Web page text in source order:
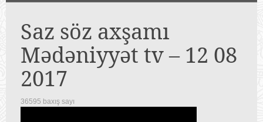
Saz söz axşamı
Mədəniyyət tv – 12 08
2017
36595 baxış sayı